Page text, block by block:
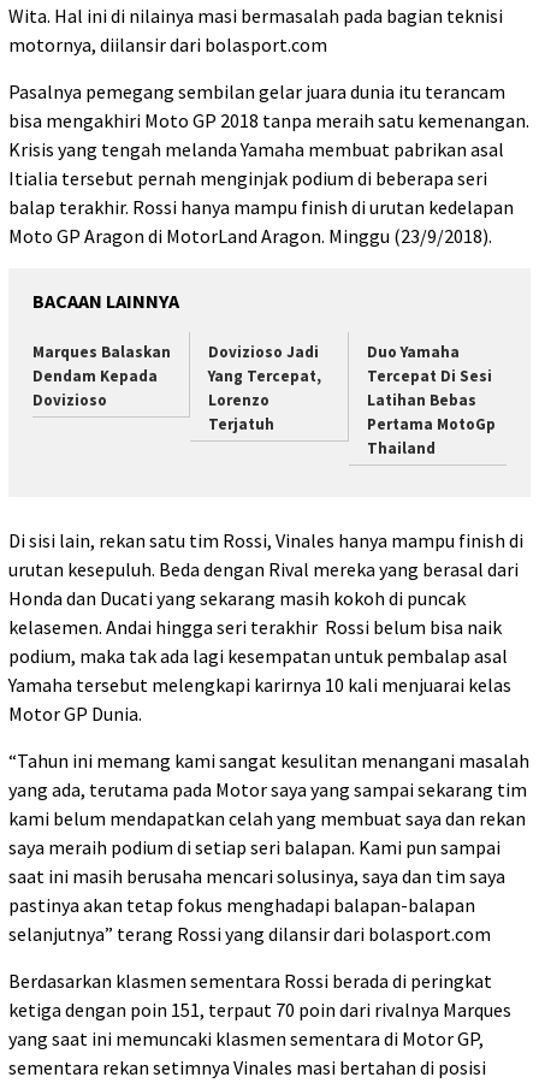
Wita. Hal ini di nilainya masi bermasalah pada bagian teknisi
motornya, diilansir dari bolasport.com
Pasalnya pemegang sembilan gelar juara dunia itu terancam
bisa mengakhiri Moto GP 2018 tanpa meraih satu kemenangan.
Krisis yang tengah melanda Yamaha membuat pabrikan asal
Itialia tersebut pernah menginjak podium di beberapa seri
balap terakhir. Rossi hanya mampu finish di urutan kedelapan
Moto GP Aragon di MotorLand Aragon. Minggu (23/9/2018).
BACAAN LAINNYA
Marques Balaskan
Dendam Kepada
Dovizioso
Dovizioso Jadi
Yang Tercepat,
Lorenzo
Terjatuh
Duo Yamaha
Tercepat Di Sesi
Latihan Bebas
Pertama MotoGp
Thailand
Di sisi lain, rekan satu tim Rossi, Vinales hanya mampu finish di
urutan kesepuluh. Beda dengan Rival mereka yang berasal dari
Honda dan Ducati yang sekarang masih kokoh di puncak
kelasemen. Andai hingga seri terakhir Rossi belum bisa naik
podium, maka tak ada lagi kesempatan untuk pembalap asal
Yamaha tersebut melengkapi karirnya 10 kali menjuarai kelas
Motor GP Dunia.
“Tahun ini memang kami sangat kesulitan menangani masalah
yang ada, terutama pada Motor saya yang sampai sekarang tim
kami belum mendapatkan celah yang membuat saya dan rekan
saya meraih podium di setiap seri balapan. Kami pun sampai
saat ini masih berusaha mencari solusinya, saya dan tim saya
pastinya akan tetap fokus menghadapi balapan-balapan
selanjutnya” terang Rossi yang dilansir dari bolasport.com
Berdasarkan klasmen sementara Rossi berada di peringkat
ketiga dengan poin 151, terpaut 70 poin dari rivalnya Marques
yang saat ini memuncaki klasmen sementara di Motor GP,
sementara rekan setimnya Vinales masi bertahan di posisi